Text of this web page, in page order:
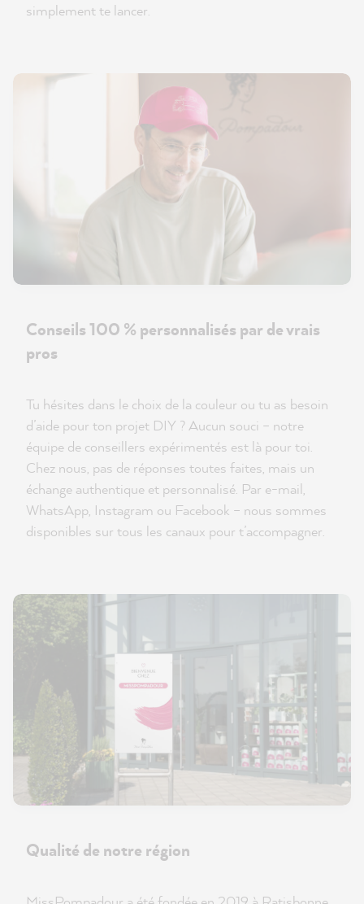
simplement te lancer.
Conseils 100 % personnalisés par de vrais
pros
Tu hésites dans le choix de la couleur ou tu as besoin
d’aide pour ton projet DIY ? Aucun souci – notre
équipe de conseillers expérimentés est là pour toi.
Chez nous, pas de réponses toutes faites, mais un
échange authentique et personnalisé. Par e-mail,
WhatsApp, Instagram ou Facebook – nous sommes
disponibles sur tous les canaux pour t’accompagner.
Qualité de notre région